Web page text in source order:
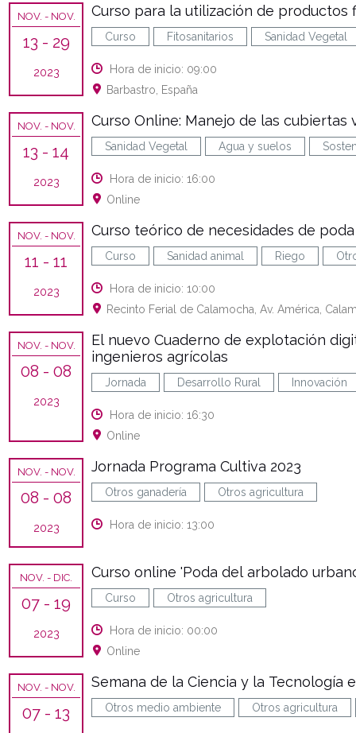
NOV. - NOV.
13 - 29
2023
Curso para la utilización de productos
Curso Fitosanitarios Sanidad Vegetal
Hora de inicio: 09:00
Barbastro, España
NOV. - NOV.
13 - 14
2023
Curso Online: Manejo de las
Sanidad Vegetal Agua y suelos
Hora de inicio: 16:00
Online
NOV. - NOV.
11 - 11
2023
Curso teórico de necesidades de
Curso Sanidad animal Riego
Hora de inicio: 10:00
Recinto Ferial de Calamocha, Av. América,
NOV. - NOV.
08 - 08
2023
El nuevo Cuaderno de explotación
ingenieros agrícolas
Jornada Desarrollo Rural Innovación
Hora de inicio: 16:30
Online
NOV. - NOV.
08 - 08
2023
Jornada Programa Cultiva 2023
Otros ganadería Otros agricultura
Hora de inicio: 13:00
NOV. - DIC.
07 - 19
2023
Curso online 'Poda del arbolado
Curso Otros agricultura
Hora de inicio: 00:00
Online
NOV. - NOV.
07 - 13
Semana de la Ciencia y la Tecnología
Otros medio ambiente Otros agricultura